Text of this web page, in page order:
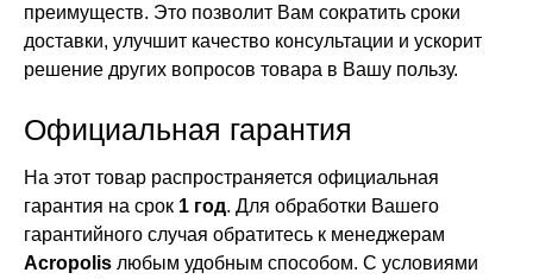
преимуществ. Это позволит Вам сократить сроки
доставки, улучшит качество консультации и ускорит
решение других вопросов товара в Вашу пользу.
Официальная гарантия
На этот товар распространяется официальная
гарантия на срок 1 год. Для обработки Вашего
гарантийного случая обратитесь к менеджерам
Acropolis любым удобным способом. С условиями